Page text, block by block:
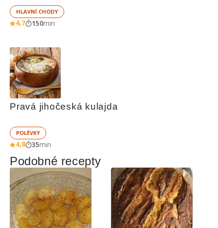
HLAVNÍ CHODY
4,7 150min
Pravá jihočeská kulajda
POLÉVKY
4,8 35min
Podobné recepty